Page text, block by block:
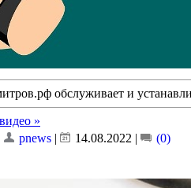
обслуживает и
»
pnews | 14.08.2022 | (0)